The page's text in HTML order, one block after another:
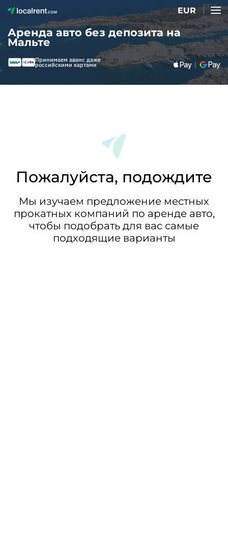
EUR
Аренда авто без депозита на
Мальте
Принимаем аванс даже
российскими картами
Пожалуйста, подождите
Мы изучаем предложение местных
прокатных компаний по аренде авто,
чтобы подобрать для вас самые
подходящие варианты